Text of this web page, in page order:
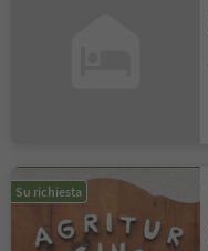
Su richiesta